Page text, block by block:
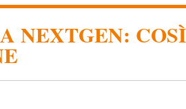
NEXTGEN: